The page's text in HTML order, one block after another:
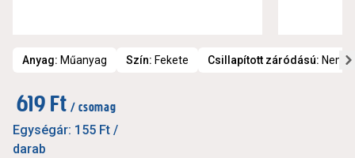
Anyag: Műanyag Szín: Fekete Csillapított záródású: Nem
619 Ft / csomag
Egységár: 155 Ft /
darab